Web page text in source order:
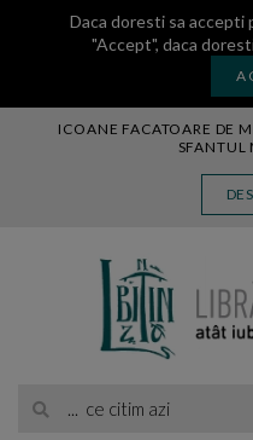
Daca doresti sa accepti
"Accept", daca
ICOANE FACATOARE DE
SFANTUL
MANASTIREA VATOPEDI
BLOG